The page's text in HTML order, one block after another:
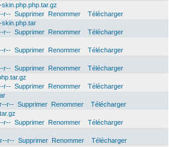
r-- Supprimer Renommer
Télécharger
r-- Supprimer Renommer
Télécharger
r-- Supprimer Renommer
Télécharger
r-- Supprimer Renommer
Télécharger
r-- Supprimer Renommer
Télécharger
r-- Supprimer Renommer
Télécharger
r-- Supprimer Renommer
Télécharger
r-- Supprimer Renommer
Télécharger